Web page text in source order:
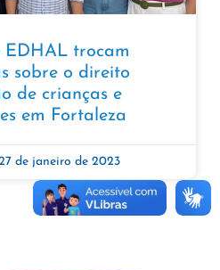
EDHAL trocam
sobre o direito
de crianças e
em Fortaleza
de janeiro de 2023